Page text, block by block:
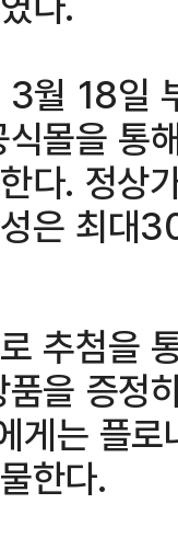
3월 18일
몰을 통
다. 정상
은 최대
추첨을
을 증정
는 플로
한다.